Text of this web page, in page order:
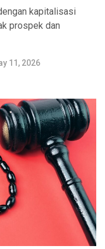
kapitalisasi
prospek dan
11, 2026